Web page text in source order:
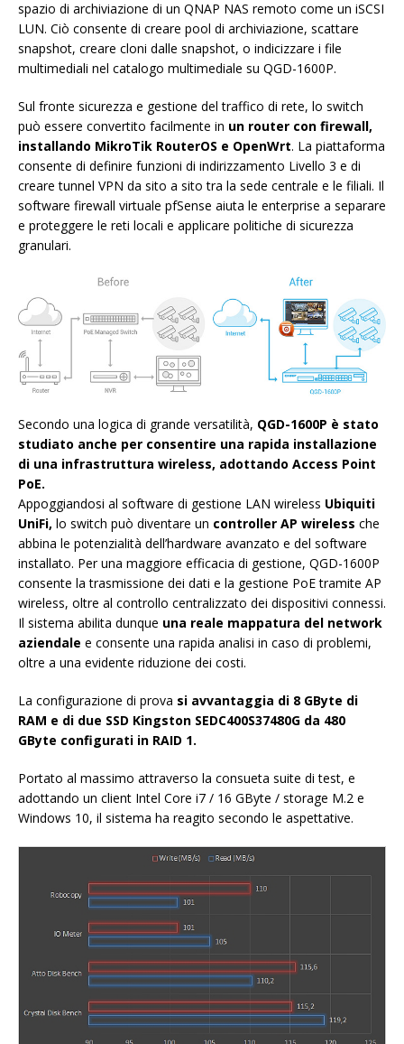
spazio di archiviazione di un QNAP NAS remoto come un iSCSI
LUN. Ciò consente di creare pool di archiviazione, scattare
snapshot, creare cloni dalle snapshot, o indicizzare i file
multimediali nel catalogo multimediale su QGD-1600P.
Sul fronte sicurezza e gestione del traffico di rete, lo switch
può essere convertito facilmente in un router con firewall,
installando MikroTik RouterOS e OpenWrt. La piattaforma
consente di definire funzioni di indirizzamento Livello 3 e di
creare tunnel VPN da sito a sito tra la sede centrale e le filiali. Il
software firewall virtuale pfSense aiuta le enterprise a separare
e proteggere le reti locali e applicare politiche di sicurezza
granulari.
Secondo una logica di grande versatilità, QGD-1600P è stato
studiato anche per consentire una rapida installazione
di una infrastruttura wireless, adottando Access Point
PoE.
Appoggiandosi al software di gestione LAN wireless Ubiquiti
UniFi, lo switch può diventare un controller AP wireless che
abbina le potenzialità dell’hardware avanzato e del software
installato. Per una maggiore efficacia di gestione, QGD-1600P
consente la trasmissione dei dati e la gestione PoE tramite AP
wireless, oltre al controllo centralizzato dei dispositivi connessi.
Il sistema abilita dunque una reale mappatura del network
aziendale e consente una rapida analisi in caso di problemi,
oltre a una evidente riduzione dei costi.
La configurazione di prova si avvantaggia di 8 GByte di
RAM e di due SSD Kingston SEDC400S37480G da 480
GByte configurati in RAID 1.
Portato al massimo attraverso la consueta suite di test, e
adottando un client Intel Core i7 / 16 GByte / storage M.2 e
Windows 10, il sistema ha reagito secondo le aspettative.